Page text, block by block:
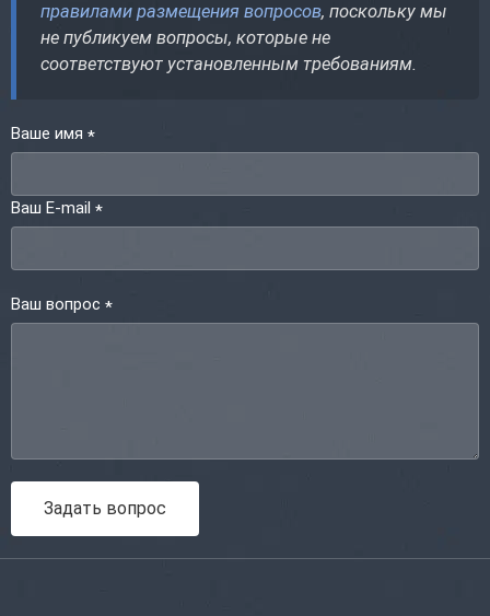
правилами размещения вопросов, поскольку мы
не публикуем вопросы, которые не
соответствуют установленным требованиям.
Ваше имя *
Ваш E-mail *
Ваш вопрос *
Задать вопрос